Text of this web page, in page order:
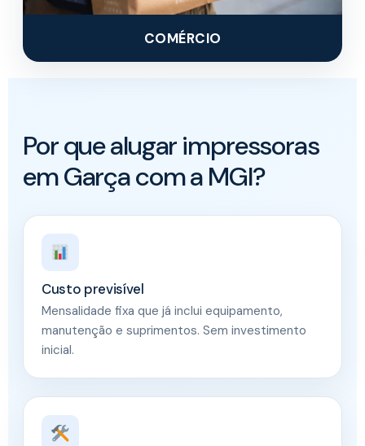
COMÉRCIO
Por que alugar impressoras
em Garça com a MGI?
Custo previsível
Mensalidade fixa que já inclui equipamento,
manutenção e suprimentos. Sem investimento
inicial.